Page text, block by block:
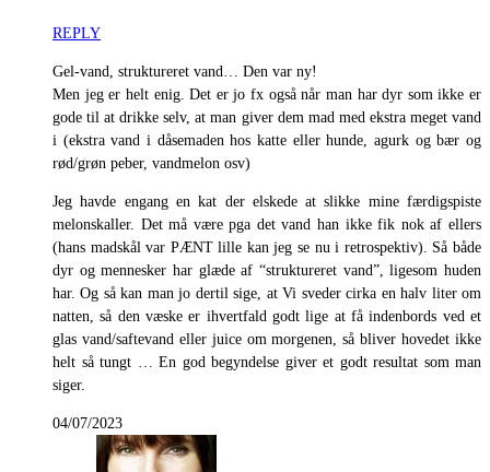
REPLY
Gel-vand, struktureret vand… Den var ny!
Men jeg er helt enig. Det er jo fx også når man har dyr som ikke er
gode til at drikke selv, at man giver dem mad med ekstra meget vand
i (ekstra vand i dåsemaden hos katte eller hunde, agurk og bær og
rød/grøn peber, vandmelon osv)
Jeg havde engang en kat der elskede at slikke mine færdigspiste
melonskaller. Det må være pga det vand han ikke fik nok af ellers
(hans madskål var PÆNT lille kan jeg se nu i retrospektiv). Så både
dyr og mennesker har glæde af “struktureret vand”, ligesom huden
har. Og så kan man jo dertil sige, at Vi sveder cirka en halv liter om
natten, så den væske er ihvertfald godt lige at få indenbords ved et
glas vand/saftevand eller juice om morgenen, så bliver hovedet ikke
helt så tungt … En god begyndelse giver et godt resultat som man
siger.
04/07/2023